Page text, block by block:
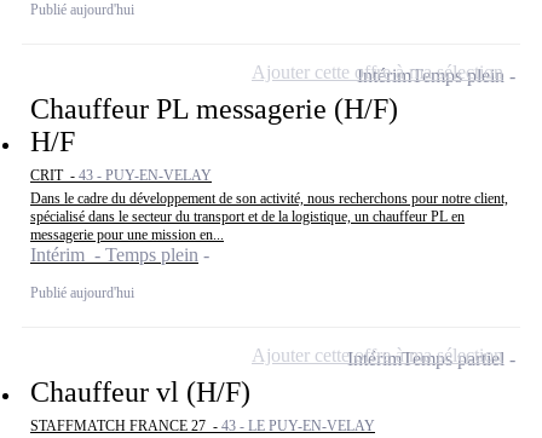
Publié aujourd'hui
Chauffeur PL messagerie (H/F)
H/F
CRIT - 43 - PUY-EN-VELAY
Dans le cadre du développement de son activité, nous recherchons pour notre client,
spécialisé dans le secteur du transport et de la logistique, un chauffeur PL en
messagerie pour une mission en...
Intérim - Temps plein
Publié aujourd'hui
IntérimTemps plein
Ajouter cette offre à ma sélection
Chauffeur vl (H/F)
STAFFMATCH FRANCE 27 - 43 - LE PUY-EN-VELAY
IntérimTemps partiel
Ajouter cette offre à ma sélection